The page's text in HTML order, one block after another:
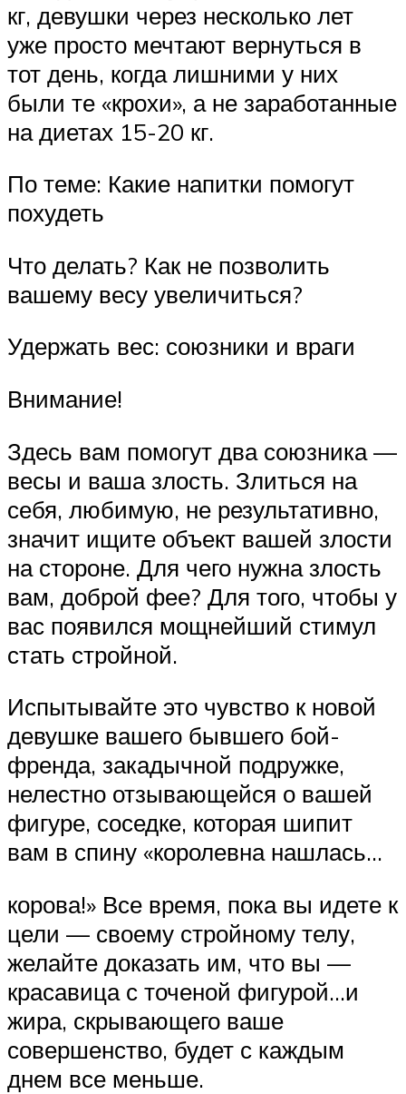
кг, девушки через несколько лет
уже просто мечтают вернуться в
тот день, когда лишними у них
были те «крохи», а не заработанные
на диетах 15-20 кг.
По теме: Какие напитки помогут
похудеть
Что делать? Как не позволить
вашему весу увеличиться?
Удержать вес: союзники и враги
Внимание!
Здесь вам помогут два союзника —
весы и ваша злость. Злиться на
себя, любимую, не результативно,
значит ищите объект вашей злости
на стороне. Для чего нужна злость
вам, доброй фее? Для того, чтобы у
вас появился мощнейший стимул
стать стройной.
Испытывайте это чувство к новой
девушке вашего бывшего бой-
френда, закадычной подружке,
нелестно отзывающейся о вашей
фигуре, соседке, которая шипит
вам в спину «королевна нашлась…
корова!» Все время, пока вы идете к
цели — своему стройному телу,
желайте доказать им, что вы —
красавица с точеной фигурой…и
жира, скрывающего ваше
совершенство, будет с каждым
днем все меньше.